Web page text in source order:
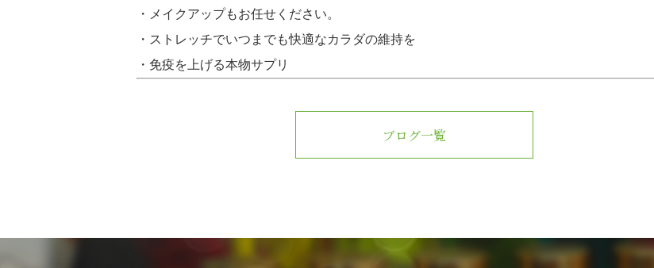
・メイクアップもお任せください。
・ストレッチでいつまでも快適なカラダの維持を
・免疫を上げる本物サプリ
ブログ一覧